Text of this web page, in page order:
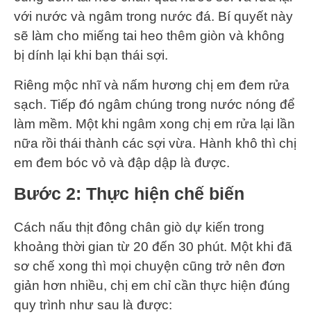
với nước và ngâm trong nước đá. Bí quyết này
sẽ làm cho miếng tai heo thêm giòn và không
bị dính lại khi bạn thái sợi.
Riêng mộc nhĩ và nấm hương chị em đem rửa
sạch. Tiếp đó ngâm chúng trong nước nóng để
làm mềm. Một khi ngâm xong chị em rửa lại lần
nữa rồi thái thành các sợi vừa. Hành khô thì chị
em đem bóc vỏ và đập dập là được.
Bước 2: Thực hiện chế biến
Cách nấu thịt đông chân giò dự kiến trong
khoảng thời gian từ 20 đến 30 phút. Một khi đã
sơ chế xong thì mọi chuyện cũng trở nên đơn
giản hơn nhiều, chị em chỉ cần thực hiện đúng
quy trình như sau là được: